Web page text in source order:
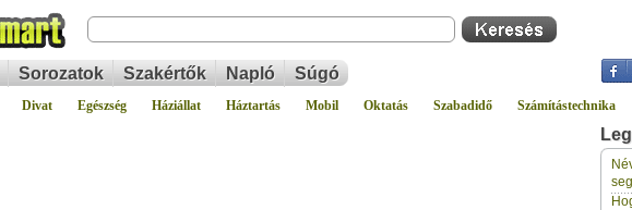
Sorozatok Szakértők Napló Súgó
Divat Egészség Háziállat Háztartás Mobil Oktatás Szabadidő Számítástechnika